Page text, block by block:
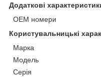
Додаткові
ОЕМ номери
Користувальницькі
Марка
Модель
Серія